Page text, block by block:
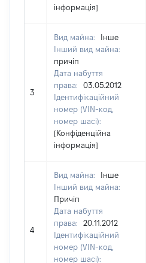
інформація]
3
Вид майна:
Інше
Інший вид майна:
причіп
Дата набуття
права:
03.05.2012
Ідентифікаційний
номер (VIN-код,
номер шасі):
[Конфіденційна
інформація]
4
Вид майна:
Інше
Інший вид майна:
Причіп
Дата набуття
права:
20.11.2012
Ідентифікаційний
номер (VIN-код,
номер шасі):